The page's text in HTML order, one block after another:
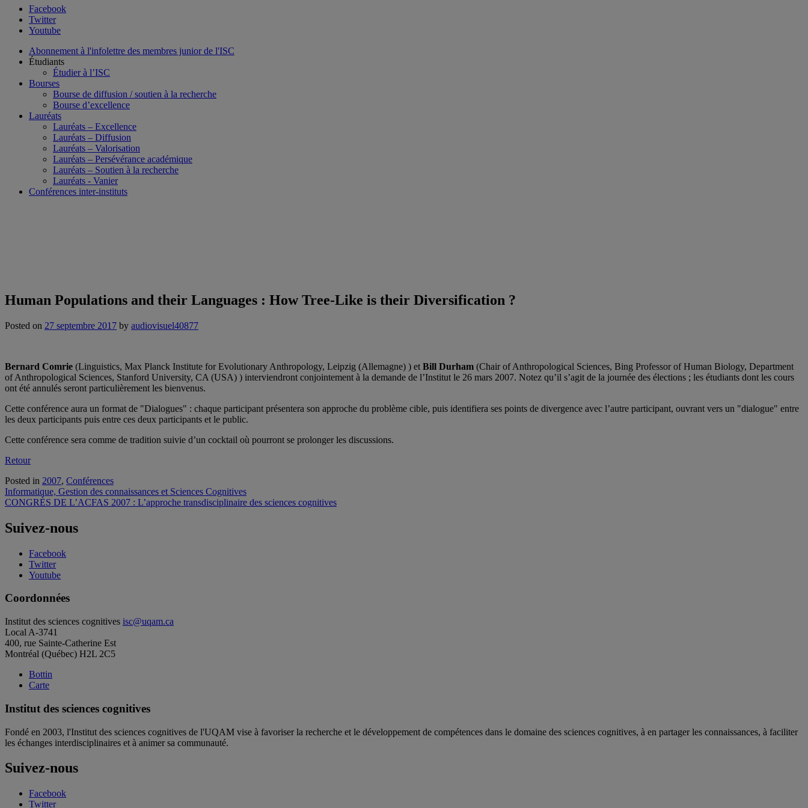
Facebook
Twitter
Youtube
Abonnement à l'infolettre des membres junior de l'ISC
Étudiants
Étudier à l’ISC
Bourses
Bourse de diffusion / soutien à la recherche
Bourse d’excellence
Lauréats
Lauréats – Excellence
Lauréats – Diffusion
Lauréats – Valorisation
Lauréats – Persévérance académique
Lauréats – Soutien à la recherche
Lauréats - Vanier
Conférences inter-instituts
Human Populations and their Languages : How Tree-Like is their Diversification ?
Posted on 27 septembre 2017 by audiovisuel40877
Bernard Comrie (Linguistics, Max Planck Institute for Evolutionary Anthropology, Leipzig (Allemagne) ) et Bill Durham (Chair of Anthropological Sciences, Bing Professor of Human Biology, Department
of Anthropological Sciences, Stanford University, CA (USA) ) interviendront conjointement à la demande de l’Institut le 26 mars 2007. Notez qu’il s’agit de la journée des élections ; les étudiants dont les cours
ont été annulés seront particulièrement les bienvenus.
Cette conférence aura un format de "Dialogues" : chaque participant présentera son approche du problème cible, puis identifiera ses points de divergence avec l’autre participant, ouvrant vers un "dialogue" entre
les deux participants puis entre ces deux participants et le public.
Cette conférence sera comme de tradition suivie d’un cocktail où pourront se prolonger les discussions.
Retour
Posted in 2007, Conférences
Navigation
de
l'article
Informatique, Gestion des connaissances et Sciences Cognitives
CONGRÈS DE L’ACFAS 2007 : L’approche transdisciplinaire des sciences cognitives
Suivez-nous
Facebook
Twitter
Youtube
Coordonnées
Institut des sciences cognitives isc@uqam.ca
Local A-3741
400, rue Sainte-Catherine Est
Montréal (Québec) H2L 2C5
Bottin
Carte
Institut des sciences cognitives
Fondé en 2003, l'Institut des sciences cognitives de l'UQAM vise à favoriser la recherche et le développement de compétences dans le domaine des sciences cognitives, à en partager les connaissances, à faciliter
les échanges interdisciplinaires et à animer sa communauté.
Suivez-nous
Facebook
Twitter